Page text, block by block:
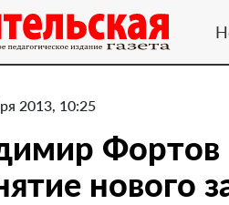
2013, 10:25
Фортов
нового